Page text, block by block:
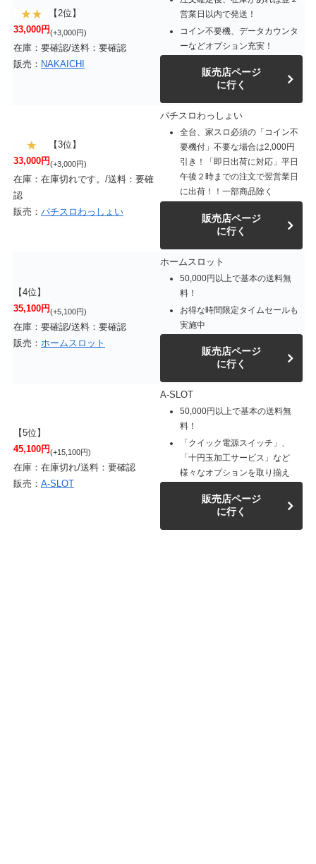
【2位】
33,000円(+3,000円)
在庫：要確認/送料：要確認
販売： NAKAICHI
営業日以内で発送！
コイン不要機、データカウンタ
ーなどオプション充実！
販売店ページ
に行く
【3位】
33,000円(+3,000円)
在庫：在庫切れです。/送料：要確
認
販売： パチスロわっしょい
パチスロわっしょい
全台、家スロ必須の「コイン不
要機付」不要な場合は2,000円
引き！「即日出荷に対応」平日
午後２時までの注文で翌営業日
に出荷！！一部商品除く
販売店ページ
に行く
【4位】
35,100円(+5,100円)
在庫：要確認/送料：要確認
販売： ホームスロット
ホームスロット
50,000円以上で基本の送料無
料！
お得な時間限定タイムセールも
実施中
販売店ページ
に行く
【5位】
45,100円(+15,100円)
在庫：在庫切れ/送料：要確認
販売： A-SLOT
A-SLOT
50,000円以上で基本の送料無
料！
「クイック電源スイッチ」、
「十円玉加工サービス」など
様々なオプションを取り揃え
販売店ページ
に行く